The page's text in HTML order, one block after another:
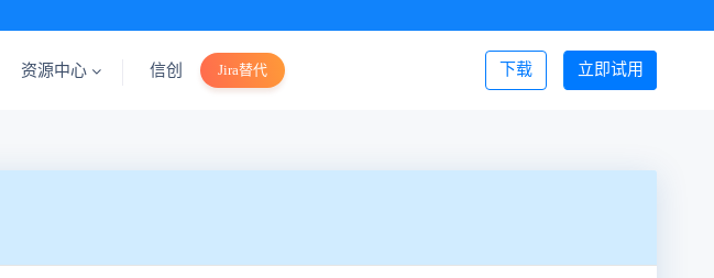
立即试用
下载
资源中心 信创 Jira替代 登录/注册